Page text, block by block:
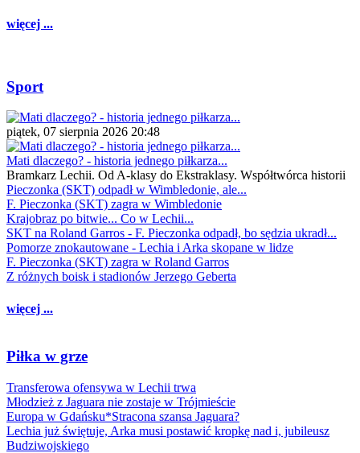
więcej ...
Sport
piątek, 07 sierpnia 2026 20:48
Mati dlaczego? - historia jednego piłkarza...
Bramkarz Lechii. Od A-klasy do Ekstraklasy. Współtwórca historii
Pieczonka (SKT) odpadł w Wimbledonie, ale...
F. Pieczonka (SKT) zagra w Wimbledonie
Krajobraz po bitwie... Co w Lechii...
SKT na Roland Garros - F. Pieczonka odpadł, bo sędzia ukradł...
Pomorze znokautowane - Lechia i Arka skopane w lidze
F. Pieczonka (SKT) zagra w Roland Garros
Z różnych boisk i stadionów Jerzego Geberta
więcej ...
Piłka w grze
Transferowa ofensywa w Lechii trwa
Młodzież z Jaguara nie zostaje w Trójmieście
Europa w Gdańsku*Stracona szansa Jaguara?
Lechia już świętuje, Arka musi postawić kropkę nad i, jubileusz
Budziwojskiego